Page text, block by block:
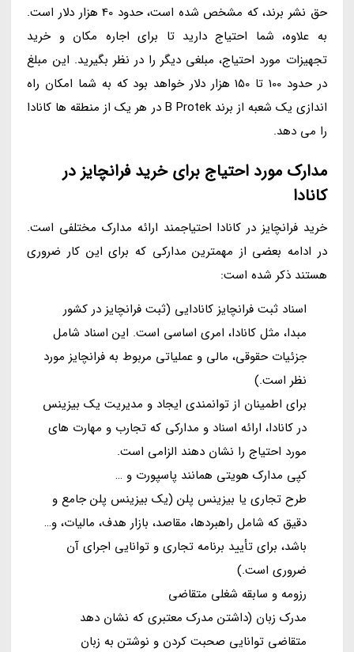
حق نشر برند، که مشخص شده است، حدود 40 هزار دلار است.
به علاوه، شما احتیاج دارید تا برای اجاره مکان و خرید
تجهیزات مورد احتیاج، مبلغی دیگر را در نظر بگیرید. این مبلغ
در حدود 100 تا 150 هزار دلار خواهد بود که به شما امکان راه
اندازی یک شعبه از برند B Protek در هر یک از منطقه ها کانادا
را می دهد.
مدارک مورد احتیاج برای خرید فرانچایز در
کانادا
خرید فرانچایز در کانادا احتیاجمند ارائه مدارک مختلفی است.
در ادامه بعضی از مهمترین مدارکی که برای این کار ضروری
هستند ذکر شده است:
اسناد ثبت فرانچایز کانادایی (ثبت فرانچایز در کشور
مبدا، مثل کانادا، امری اساسی است. این اسناد شامل
جزئیات حقوقی، مالی و عملیاتی مربوط به فرانچایز مورد
نظر است.)
برای اطمینان از توانمندی ایجاد و مدیریت یک بیزینس
در کانادا، ارائه اسناد و مدارکی که تجارب و مهارت های
مورد احتیاج را نشان دهند الزامی است.
کپی مدارک هویتی همانند پاسپورت و …
طرح تجاری یا بیزینس پلن (یک بیزینس پلن جامع و
دقیق که شامل راهبردها، مقاصد، بازار هدف، مالیات، و…
باشد، برای تأیید برنامه تجاری و توانایی اجرای آن
ضروری است.)
رزومه و سابقه شغلی متقاضی
مدرک زبان (داشتن مدرک معتبری که نشان دهد
متقاضی توانایی صحبت کردن و نوشتن به زبان